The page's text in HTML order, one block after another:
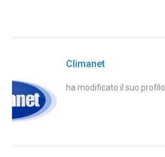
Climanet
ha modificato il suo profilo